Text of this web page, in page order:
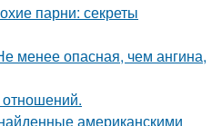
парни: секреты
менее опасная, чем ангина,
американскими